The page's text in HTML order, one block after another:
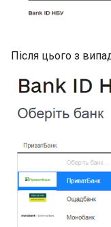
Після цього з